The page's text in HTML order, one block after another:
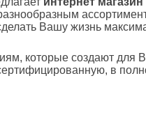
Вашу жизнь
которые создают для
в